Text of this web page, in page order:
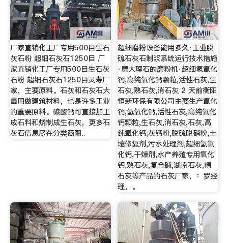
厂家直销化工厂专用500目生石
灰石粉 超细石灰石1250目 厂
家直销化工厂专用500目生石灰
石粉 超细石灰石1250目灵寿厂
家，主要原料。石灰和石灰石大
量用做建筑材料，也是许多工业
的重要原料。碳酸钙可直接加工
成石料和烧制成生石灰，更多石
灰石信息尽在分类商圈。
超细磨粉设备能用多久·工业脱
硫石灰石制浆系统运行技术措施
·磨大理石的磨粉机·超细氢氧化
钙,高纯氧化钙颗粒,活性石灰,生
石灰,熟石灰,消石灰 2 天前衡阳
恒新环保有限公司主要生产氧化
钙,氢氧化钙,活性石灰,高纯氧化
钙颗粒,生石灰,消石灰,石灰,高
纯氧化钙,灰钙粉,脱硫脱硝粉,土
壤修复剂,污水处理剂,超细氢氧
化钙,干燥剂,水产养殖专用氧化
钙,熟石灰,复合碱,湖南石灰,精
石灰等产品的石灰厂家，：罗经
理，。